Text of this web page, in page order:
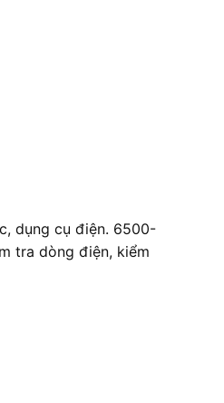
dụng cụ điện. 6500-
tra dòng điện, kiểm